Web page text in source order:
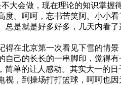
会做，现在理论的知识掌握
呵呵，忘书苦笑阿。小小
是就是好多好多，几天内看了
北京第一次看见下雪的情景
己的长长的一串脚印，觉得有
单的让人感动。其实大一的
，到操场打打篮球，呵呵也